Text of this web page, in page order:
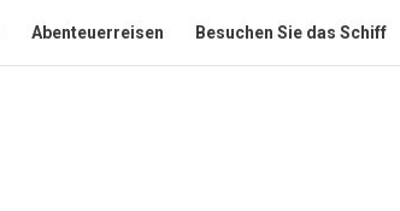
Abenteuerreisen Besuchen Sie das Schiff